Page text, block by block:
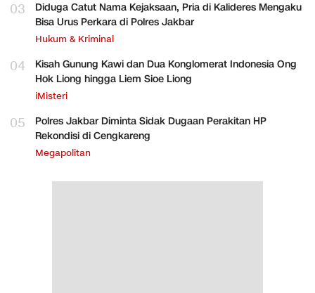
03
Diduga Catut Nama Kejaksaan, Pria di Kalideres Mengaku
Bisa Urus Perkara di Polres Jakbar
Hukum & Kriminal
04
Kisah Gunung Kawi dan Dua Konglomerat Indonesia Ong
Hok Liong hingga Liem Sioe Liong
iMisteri
05
Polres Jakbar Diminta Sidak Dugaan Perakitan HP
Rekondisi di Cengkareng
Megapolitan